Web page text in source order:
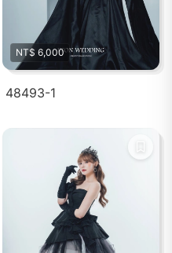
NT$ 6,000
48493-1